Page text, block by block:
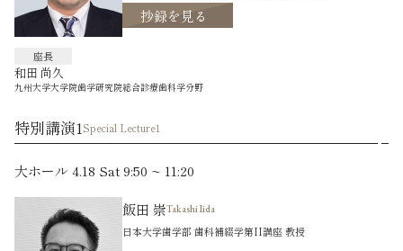
抄録を見る
座長
和田 尚久
九州大学大学院歯学研究院総合診療歯科学分野
特別講演1Special Lecture1
大ホール 4.18 Sat 9:50 ~ 11:20
飯田 崇Takashi Iida
日本大学歯学部 歯科補綴学第II講座 教授